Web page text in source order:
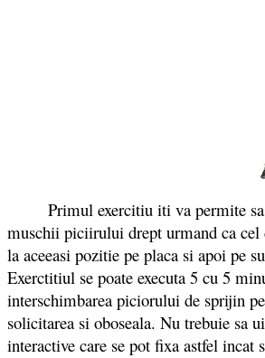
Primul exercitiu iti va permite sa
muschii piciirului drept urmand ca cel
la aceeasi pozitie pe placa si apoi pe
Exerctitiul se poate executa 5 cu 5
interschimbarea piciorului de sprijin
solicitarea si oboseala. Nu trebuie sa
interactive care se pot fixa astfel incat